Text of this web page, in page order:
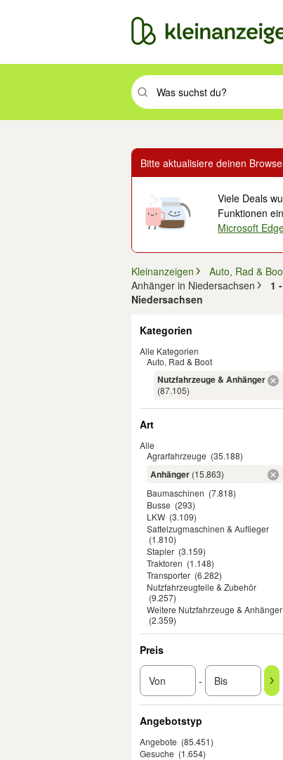
Suchbegriff eingeben.
Bitte aktualisiere deinen
Viele Deals
Funktionen
Microsoft
Kleinanzeigen
Auto, Rad &
Anhänger in Niedersachsen
1
Niedersachsen
Kategorien
Alle Kategorien
Auto, Rad & Boot
Nutzfahrzeuge & Anhänger
(87.105)
Art
Alle
Agrarfahrzeuge (35.188)
Anhänger (15.863)
Baumaschinen (7.818)
Busse (293)
LKW (3.109)
Sattelzugmaschinen & Auflieger
(1.810)
Stapler (3.159)
Traktoren (1.148)
Transporter (6.282)
Nutzfahrzeugteile & Zubehör
(9.257)
Weitere Nutzfahrzeuge & Anhänger
(2.359)
Preis
-
Angebotstyp
Angebote (85.451)
Gesuche (1.654)